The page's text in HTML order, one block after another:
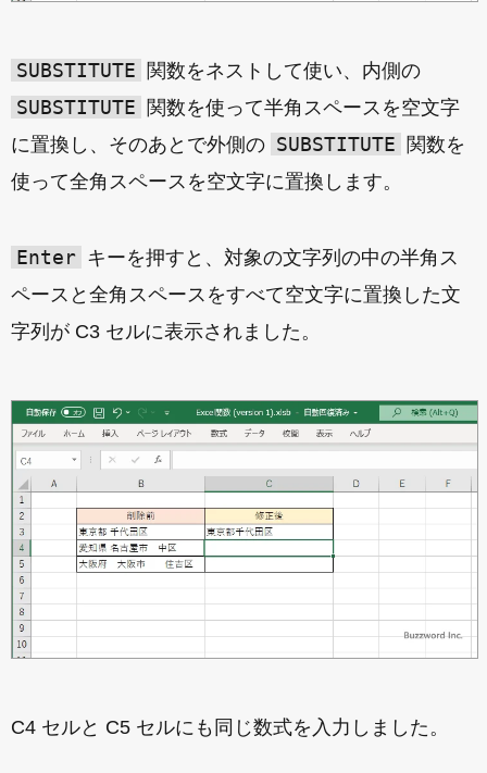
SUBSTITUTE 関数をネストして使い、内側の
SUBSTITUTE
関数を使って半角スペースを空文字
に置換し、そのあとで外側の SUBSTITUTE
関数を
使って全角スペースを空文字に置換します。
Enter キーを押すと、対象の文字列の中の半角ス
ペースと全角スペースをすべて空文字に置換した文
字列が C3 セルに表示されました。
C4 セルと C5 セルにも同じ数式を入力しました。